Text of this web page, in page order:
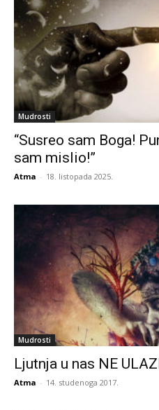
Mudrosti
“Susreo sam Boga!
sam mislio!”
Atma - 18. listopada 2025.
Mudrosti
Ljutnja u nas NE
Atma - 14. studenoga 2017.